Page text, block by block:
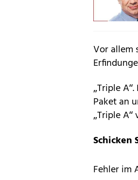
Vor allem
„Triple
Paket an
„Triple A“
Schicken
Fehler im